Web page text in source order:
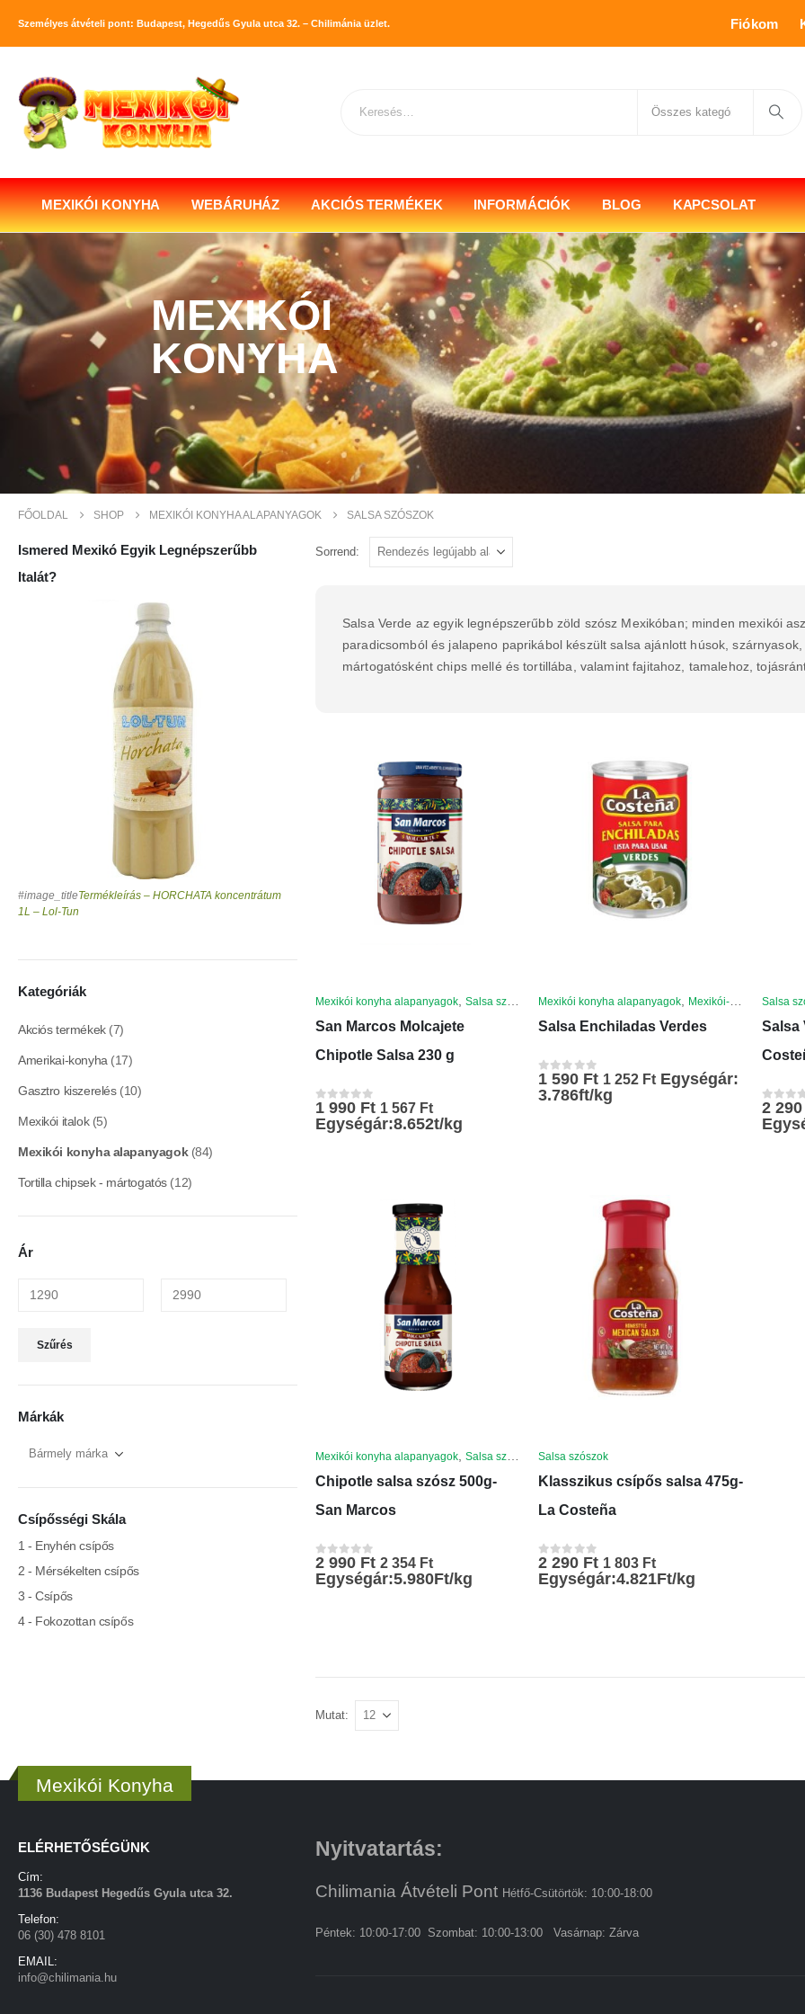
Személyes átvételi pont: Budapest, Hegedűs Gyula utca 32. – Chilimánia üzlet. Fiókom
MEXIKÓI KONYHA WEBÁRUHÁZ AKCIÓS TERMÉKEK INFORMÁCIÓK BLOG KAPCSOLAT
MEXIKÓI
KONYHA
FŐOLDAL SHOP MEXIKÓI KONYHA ALAPANYAGOK SALSA SZÓSZOK
Sorrend:
Salsa Verde az egyik legnépszerűbb zöld szósz Mexikóban; minden mexikói
paradicsomból és jalapeno paprikábol készült salsa ajánlott húsok,
mártogatósként chips mellé és tortillába, valamint fajitahoz, tamalehoz,
Mexikói konyha alapanyagok Salsa szószok
San Marcos Molcajete
Chipotle Salsa 230 g
0 az 5-ből
1 990 Ft 1 567 Ft
Egységár:8.652t/kg
Mexikói konyha alapanyagok Mexikói-specialitasok ,
Salsa Enchiladas Verdes
0 az 5-ből
1 590 Ft 1 252 Ft Egységár:
3.786ft/kg
Salsa
Salsa
0az 5-
2 290
Mexikói konyha alapanyagok, Salsa szószok
Chipotle salsa szósz 500g-
San Marcos
0az 5-ből
2 990 Ft 2 354 Ft
Egységár:5.980Ft/kg
Salsa szószok
Klasszikus csípős salsa 475g-
La Costeña
0az 5-ből
2 290 Ft 1 803 Ft
Egységár:4.821Ft/kg
Mutat:
Ismered Mexikó Egyik Legnépszerűbb
Italát?
#image_titleTermékleírás – HORCHATA koncentrátum
1L – Lol-Tun
Kategóriák
Akciós termékek (7)
Amerikai-konyha (17)
Gasztro kiszerelés (10)
Mexikói italok (5)
Mexikói konyha alapanyagok (84)
Tortilla chipsek - mártogatós (12)
Ár
Szűrés
Márkák
Csípősségi Skála
1 - Enyhén csípős
2 - Mérsékelten csípős
3 - Csípős
4 - Fokozottan csípős
Mexikói Konyha
ELÉRHETŐSÉGÜNK
Cím:
1136 Budapest Hegedűs Gyula utca 32.
Telefon:
06 (30) 478 8101
EMAIL:
info@chilimania.hu
Nyitvatartás:
Chilimania Átvételi Pont Hétfő-Csütörtök: 10:00-18:00
Péntek: 10:00-17:00 Szombat: 10:00-13:00 Vasárnap: Zárva